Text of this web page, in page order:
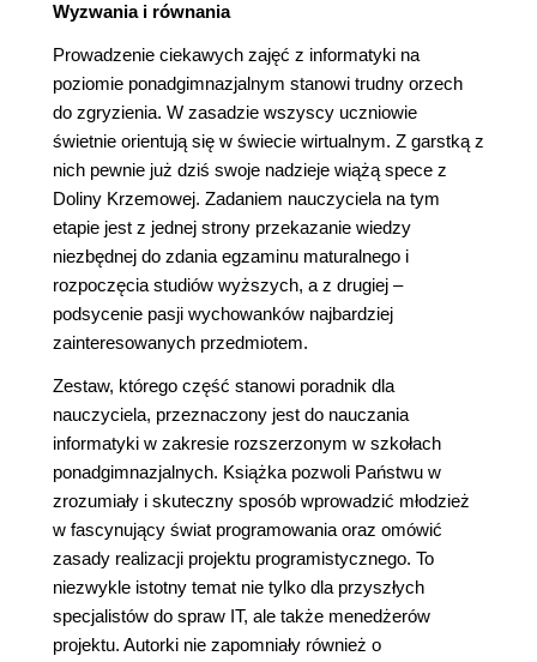
Wyzwania i równania
Prowadzenie ciekawych zajęć z informatyki na
poziomie ponadgimnazjalnym stanowi trudny orzech
do zgryzienia. W zasadzie wszyscy uczniowie
świetnie orientują się w świecie wirtualnym. Z garstką z
nich pewnie już dziś swoje nadzieje wiążą spece z
Doliny Krzemowej. Zadaniem nauczyciela na tym
etapie jest z jednej strony przekazanie wiedzy
niezbędnej do zdania egzaminu maturalnego i
rozpoczęcia studiów wyższych, a z drugiej –
podsycenie pasji wychowanków najbardziej
zainteresowanych przedmiotem.
Zestaw, którego część stanowi poradnik dla
nauczyciela, przeznaczony jest do nauczania
informatyki w zakresie rozszerzonym w szkołach
ponadgimnazjalnych. Książka pozwoli Państwu w
zrozumiały i skuteczny sposób wprowadzić młodzież
w fascynujący świat programowania oraz omówić
zasady realizacji projektu programistycznego. To
niezwykle istotny temat nie tylko dla przyszłych
specjalistów do spraw IT, ale także menedżerów
projektu. Autorki nie zapomniały również o